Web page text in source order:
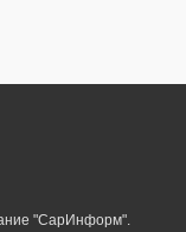
"СарИнформ".